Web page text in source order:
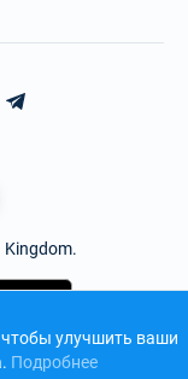
улучшить ваши
Подробнее
Kingdom.